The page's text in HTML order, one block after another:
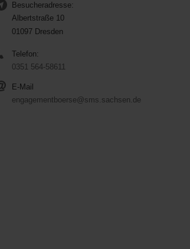
Besucheradresse:
Albertstraße 10
01097 Dresden
Telefon:
0351 564-58611
E-Mail
engagementboerse@sms.sachsen.de